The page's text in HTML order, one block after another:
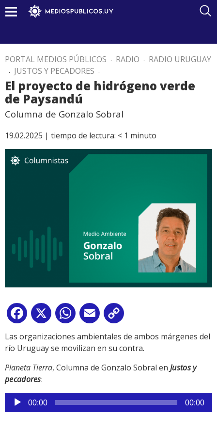
PORTAL MEDIOS PÚBLICOS . RADIO . RADIO URUGUAY
. JUSTOS Y PECADORES .
El proyecto de hidrógeno verde
de Paysandú
Columna de Gonzalo Sobral
19.02.2025 | tiempo de lectura: < 1 minuto
Facebook
X WhatsApp
Email
Link
Las organizaciones ambientales de ambos márgenes del
río Uruguay se movilizan en su contra.
Planeta Tierra, Columna de Gonzalo Sobral en Justos y
pecadores:
Reproductor
de
00:00 00:00